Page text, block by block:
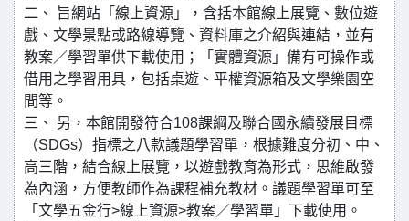
二、 旨網站「線上資源」，含括本館線上展覽、數位遊
戲、文學景點或路線導覽、資料庫之介紹與連結，並有
教案／學習單供下載使用；「實體資源」備有可操作或
借用之學習用具，包括桌遊、平權資源箱及文學樂園空
間等。
三、 另，本館開發符合108課綱及聯合國永續發展目標
（SDGs）指標之八款議題學習單，根據難度分初、中、
高三階，結合線上展覽，以遊戲教育為形式，思維啟發
為內涵，方便教師作為課程補充教材。議題學習單可至
「文學五金行>線上資源>教案／學習單」下載使用。